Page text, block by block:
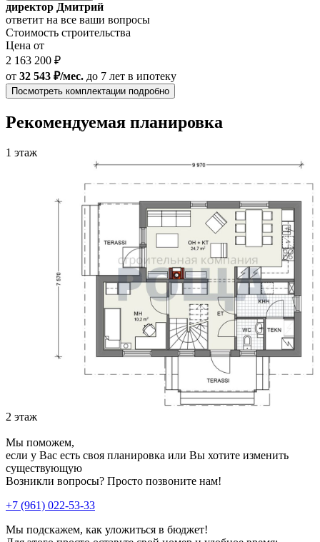
директор Дмитрий
ответит на все ваши вопросы
Стоимость строительства
Цена от
2 163 200 ₽
от 32 543 ₽/мес. до 7 лет в ипотеку
Посмотреть комплектации подробно
Рекомендуемая планировка
1 этаж
2 этаж
Мы поможем,
если у Вас есть своя планировка или Вы хотите изменить
существующую
Возникли вопросы? Просто позвоните нам!
+7 (961) 022-53-33
Мы подскажем, как уложиться в бюджет!